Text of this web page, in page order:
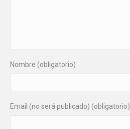
Nombre (obligatorio)
Email (no será publicado) (obligatorio)